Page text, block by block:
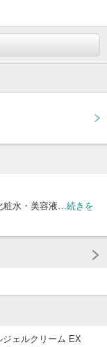
粧水・美容液… 続きを
ェルクリーム EX